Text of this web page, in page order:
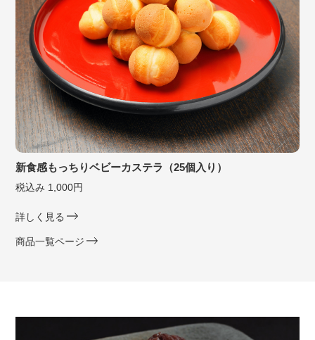
新食感もっちりベビーカステラ（25個入り）
税込み 1,000円
詳しく見る
商品一覧ページ